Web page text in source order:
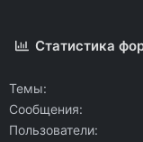
Статистика
Темы
Сообщения
Пользователи